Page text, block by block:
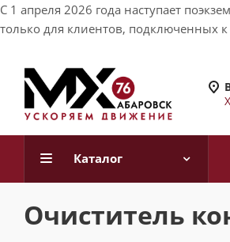
С 1 апреля 2026 года наступает
только для клиентов, подключенных
Каталог
Очиститель